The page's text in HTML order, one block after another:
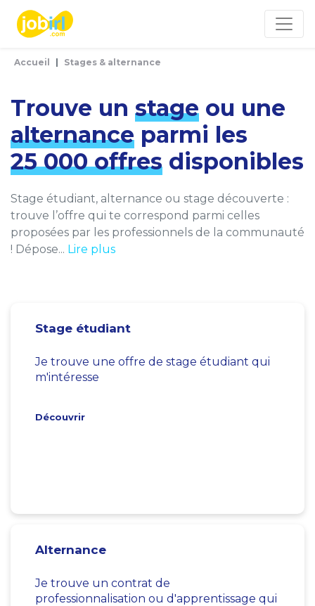
Accueil Stages & alternance
Trouve un stage ou une
alternance parmi les
25 000 offres disponibles
Stage étudiant, alternance ou stage découverte :
trouve l’offre qui te correspond parmi celles
proposées par les professionnels de la communauté
! Dépose... Lire plus
Stage étudiant
Je trouve une offre de stage étudiant qui
m'intéresse
Découvrir
Alternance
Je trouve un contrat de
professionnalisation ou d'apprentissage qui
Panneau de gestion des cookies